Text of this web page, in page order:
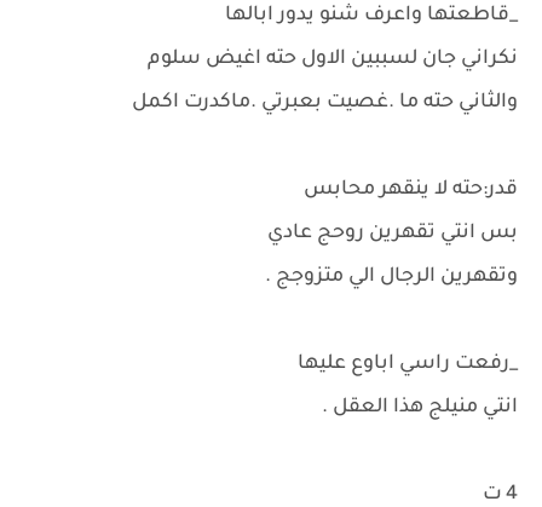
_قاطعتها واعرف شنو يدور ابالها
نكراني جان لسببين الاول حته اغيض سلوم
والثاني حته ما .غصيت بعبرتي .ماكدرت اكمل
قدر:حته لا ينقهر محابس
بس انتي تقهرين روحج عادي
وتقهرين الرجال الي متزوجج .
_رفعت راسي اباوع عليها
انتي منيلج هذا العقل .
4 ت